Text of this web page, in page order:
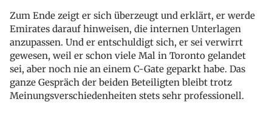
Zum Ende zeigt er sich überzeugt und erklärt, er werde
Emirates darauf hinweisen, die internen Unterlagen
anzupassen. Und er entschuldigt sich, er sei verwirrt
gewesen, weil er schon viele Mal in Toronto gelandet
sei, aber noch nie an einem C-Gate geparkt habe. Das
ganze Gespräch der beiden Beteiligten bleibt trotz
Meinungsverschiedenheiten stets sehr professionell.